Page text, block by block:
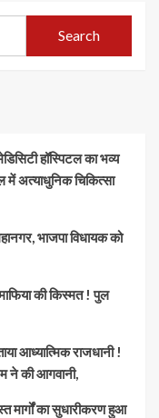
Search
हॉस्पिटल का भव्य
अत्याधुनिक चिकित्सा
भाजपा विधायक को
की किस्मत ! पुल
आध्यात्मिक राजधानी !
ने की आगवानी,
मार्गों का सुधारीकरण हुआ